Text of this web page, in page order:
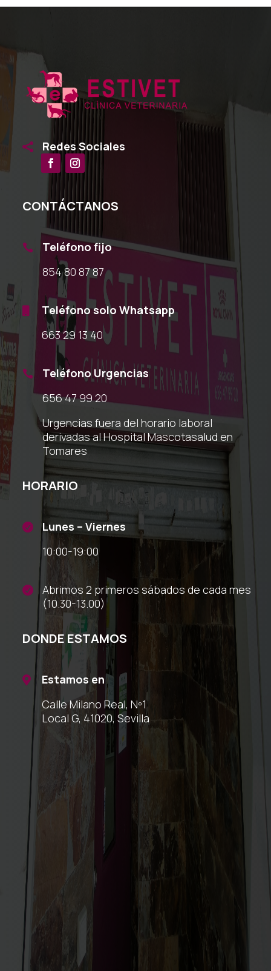
 Redes Sociales
CONTÁCTANOS

Teléfono fijo
854 80 87 87
Teléfono solo Whatsapp
663 29 13 40

Teléfono Urgencias
656 47 99 20
Urgencias fuera del horario laboral
derivadas al Hospital Mascotasalud en
Tomares
HORARIO

Lunes – Viernes
10:00-19:00

Abrimos 2 primeros sábados de cada mes
(10.30-13.00)
DONDE ESTAMOS

Estamos en
Calle Milano Real, Nº1
Local G, 41020, Sevilla